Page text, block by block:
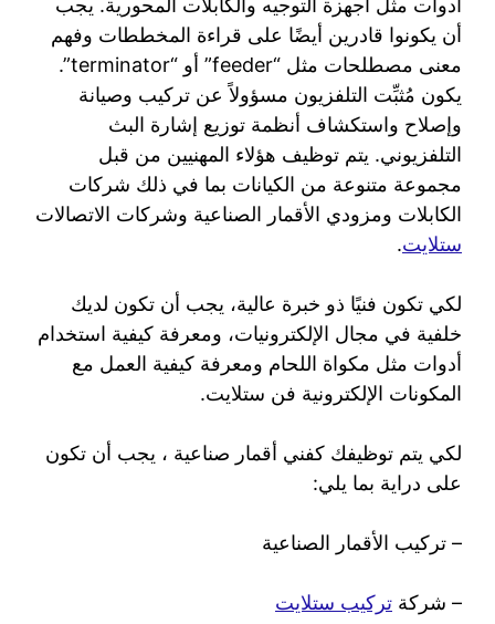
أدوات مثل أجهزة التوجيه والكابلات المحورية. يجب
أن يكونوا قادرين أيضًا على قراءة المخططات وفهم
معنى مصطلحات مثل “feeder” أو “terminator”.
يكون مُثبِّت التلفزيون مسؤولاً عن تركيب وصيانة
وإصلاح واستكشاف أنظمة توزيع إشارة البث
التلفزيوني. يتم توظيف هؤلاء المهنيين من قبل
مجموعة متنوعة من الكيانات بما في ذلك شركات
الكابلات ومزودي الأقمار الصناعية وشركات الاتصالات
ستلايت.
لكي تكون فنيًا ذو خبرة عالية، يجب أن تكون لديك
خلفية في مجال الإلكترونيات، ومعرفة كيفية استخدام
أدوات مثل مكواة اللحام ومعرفة كيفية العمل مع
المكونات الإلكترونية فن ستلايت.
لكي يتم توظيفك كفني أقمار صناعية ، يجب أن تكون
على دراية بما يلي:
– تركيب الأقمار الصناعية
– شركة تركيب ستلايت